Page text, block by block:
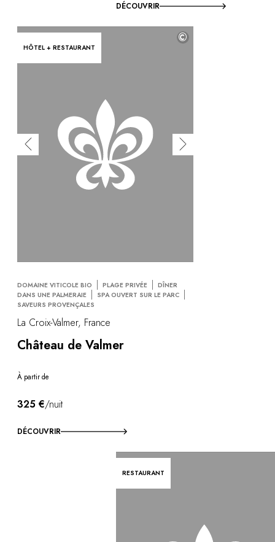
DÉCOUVRIR
HÔTEL + RESTAURANT
©
DOMAINE VITICOLE BIO PLAGE PRIVÉE
DÎNER
DANS UNE PALMERAIE
SPA OUVERT SUR LE PARC
SAVEURS PROVENÇALES
La Croix-Valmer, France
Château de Valmer
À partir de
325 €/nuit
DÉCOUVRIR
RESTAURANT